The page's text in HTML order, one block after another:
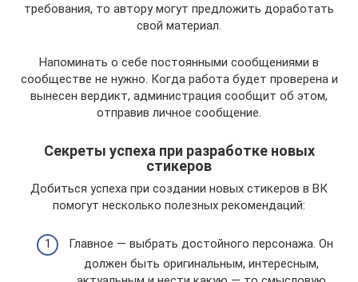
требования, то автору могут предложить доработать
свой материал.
Напоминать о себе постоянными сообщениями в
сообществе не нужно. Когда работа будет проверена и
вынесен вердикт, администрация сообщит об этом,
отправив личное сообщение.
Секреты успеха при разработке новых
стикеров
Добиться успеха при создании новых стикеров в ВК
помогут несколько полезных рекомендаций:
Главное — выбрать достойного персонажа. Он
должен быть оригинальным, интересным,